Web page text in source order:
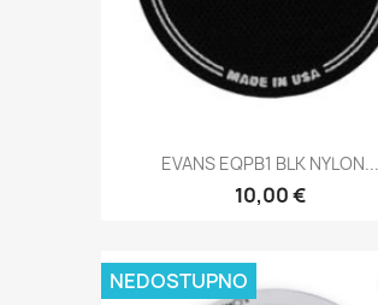
EVANS EQPB1 BLK NYLON...
10,00 €
NEDOSTUPNO